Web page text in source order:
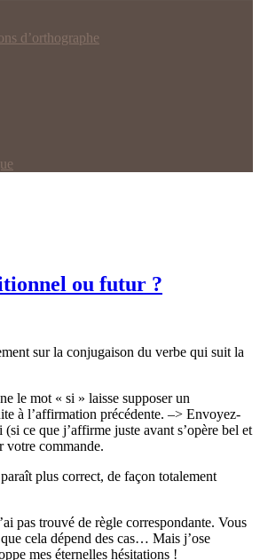
d’orthographe
ou futur ?
sur la conjugaison du verbe qui suit la
le mot « si » laisse supposer un
à l’affirmation précédente. –> Envoyez-
ce que j’affirme juste avant s’opère bel et
votre commande.
plus correct, de façon totalement
pas trouvé de règle correspondante. Vous
cela dépend des cas… Mais j’ose
mes éternelles hésitations !